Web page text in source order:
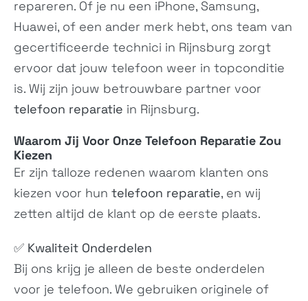
Zenfone 10
AI2302
ROG Phone 7
Ultimate
ROG Phone 6 Diablo
Immortal Edition
repareren. Of je nu een iPhone, Samsung,
Huawei, of een ander merk hebt, ons team van
gecertificeerde technici in Rijnsburg zorgt
ervoor dat jouw telefoon weer in topconditie
is. Wij zijn jouw betrouwbare partner voor
telefoon reparatie in Rijnsburg.
Waarom Jij Voor Onze Telefoon ReparatieZou
Kiezen
Er zijn talloze redenen waarom klanten ons
kiezen voor hun telefoon reparatie, en wij
zetten altijd de klant op de eerste plaats.
✅ Kwaliteit Onderdelen
Bij ons krijg je alleen de beste onderdelen
voor je telefoon. We gebruiken originele of